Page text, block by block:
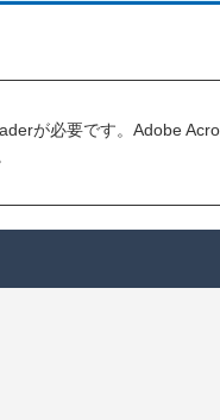
が必要です。Adobe